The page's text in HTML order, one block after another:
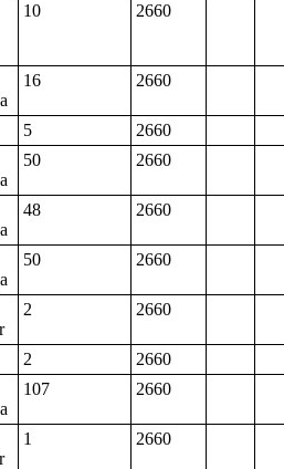
10 2660
16 2660
5
2660
50 2660
48 2660
50 2660
2 2660
2
2660
107 2660
1 2660